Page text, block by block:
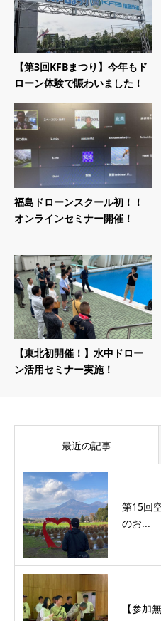
【第3回KFBまつり】今年もド
ローン体験で賑わいました！
福島ドローンスクール初！！
オンラインセミナー開催！
【東北初開催！】水中ドロー
ン活用セミナー実施！
最近の記事
第15回
のお...
【参加